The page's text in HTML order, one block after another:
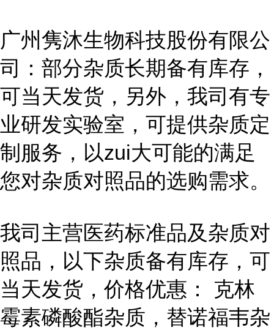
广州隽沐生物科技股份有限公
司：部分杂质长期备有库存，
可当天发货，另外，我司有专
业研发实验室，可提供杂质定
制服务，以zui大可能的满足
您对杂质对照品的选购需求。
我司主营医药标准品及杂质对
照品，以下杂质备有库存，可
当天发货，价格优惠： 克林
霉素磷酸酯杂质，替诺福韦杂